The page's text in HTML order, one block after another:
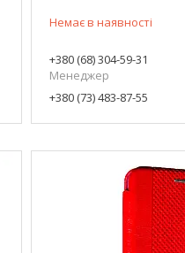
Немає в наявності
+380 (68) 304-59-31
Менеджер
+380 (73) 483-87-55